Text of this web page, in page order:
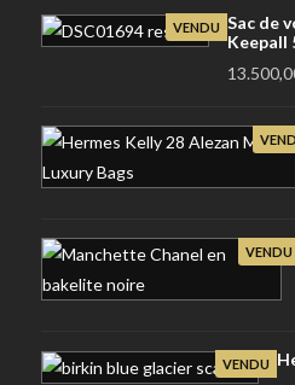
VENDU Sac de
Keepall
VENDU
VENDU